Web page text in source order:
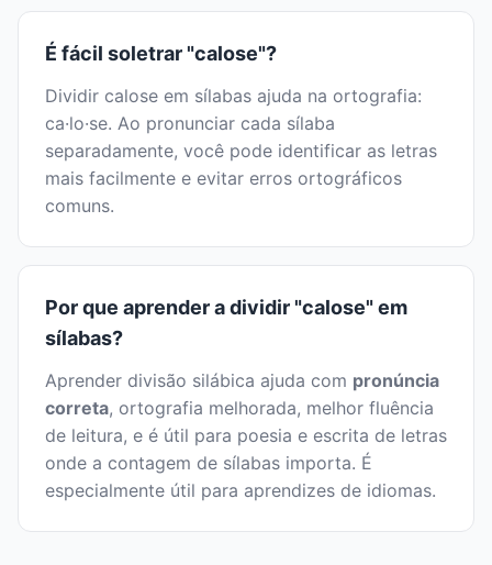
É fácil soletrar "calose"?
Dividir calose em sílabas ajuda na ortografia:
ca·lo·se. Ao pronunciar cada sílaba
separadamente, você pode identificar as letras
mais facilmente e evitar erros ortográficos
comuns.
Por que aprender a dividir "calose" em
sílabas?
Aprender divisão silábica ajuda com pronúncia
correta, ortografia melhorada, melhor fluência
de leitura, e é útil para poesia e escrita de letras
onde a contagem de sílabas importa. É
especialmente útil para aprendizes de idiomas.